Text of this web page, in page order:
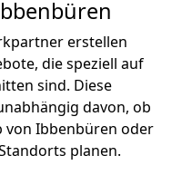
erstellen
die speziell auf
sind. Diese
davon, ob
von Ibbenbüren oder
planen.